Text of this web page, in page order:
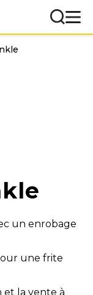
un enrobage
une frite
et la vente à